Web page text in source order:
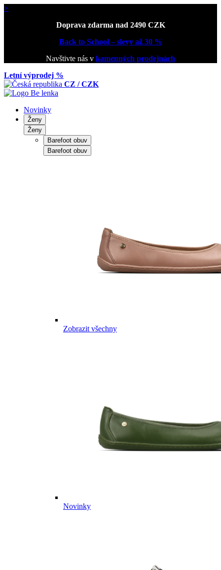
×
Doprava zdarma nad 2490 CZK
Back to School – slevy až 30 %
Navštivte nás v kamenných prodejnách
Letní výprodej %
CZ / CZK
Novinky
Ženy
Ženy
Barefoot obuv
Barefoot obuv
Zobrazit všechny
Novinky